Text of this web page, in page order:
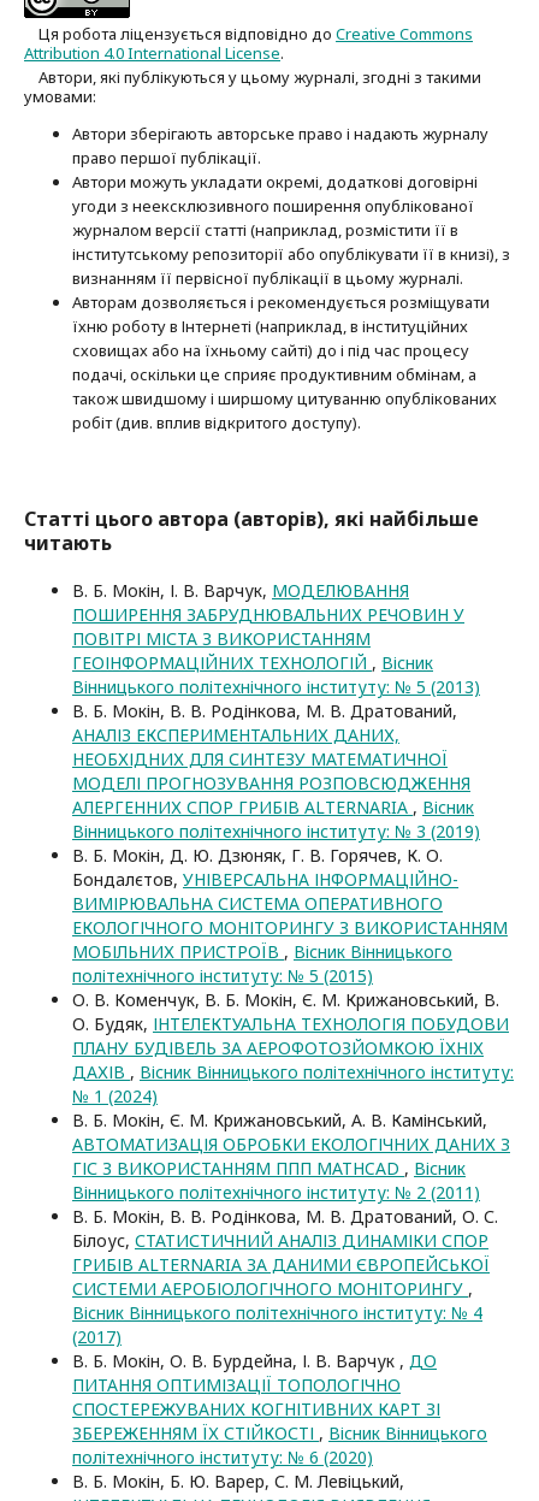
Ця робота ліцензується відповідно до Creative Commons
Attribution 4.0 International License.
Автори, які публікуються у цьому журналі, згодні з такими
умовами:
Автори зберігають авторське право і надають журналу
право першої публі­кації.
Автори можуть укладати окремі, додат­кові договірні
угоди з неексклюзив­ного поширення опублікованої
журналом версії статті (наприклад, розмістити її в
інститутському репозиторії або опубліку­вати її в книзі), з
визнанням її первісної публікації в цьому журналі.
Авторам дозволяється і рекомендується розміщувати
їхню роботу в Інтернеті (наприклад, в інституційних
сховищах або на їхньому сайті) до і під час процесу
подачі, оскільки це сприяє продуктивним обмінам, а
також швидшому і ширшому цитуванню опубліко­ва­них
робіт (див. вплив відкритого доступу).
Статті цього автора (авторів), які найбільше
читають
В. Б. Мокін, І. В. Варчук, МОДЕЛЮВАННЯ
ПОШИРЕННЯ ЗАБРУДНЮВАЛЬНИХ РЕЧОВИН У
ПОВІТРІ МІСТА З ВИКОРИСТАННЯМ
ГЕОІНФОРМАЦІЙНИХ ТЕХНОЛОГІЙ , Вісник
Вінницького політехнічного інституту: № 5 (2013)
В. Б. Мокін, В. В. Родінкова, М. В. Дратований,
АНАЛІЗ ЕКСПЕРИМЕНТАЛЬНИХ ДАНИХ,
НЕОБХІДНИХ ДЛЯ СИНТЕЗУ МАТЕМАТИЧНОЇ
МОДЕЛІ ПРОГНОЗУВАННЯ РОЗПОВСЮДЖЕННЯ
АЛЕРГЕННИХ СПОР ГРИБІВ ALTERNARIA , Вісник
Вінницького політехнічного інституту: № 3 (2019)
В. Б. Мокін, Д. Ю. Дзюняк, Г. В. Горячев, К. О.
Бондалєтов, УНІВЕРСАЛЬНА ІНФОРМАЦІЙНО-
ВИМІРЮВАЛЬНА СИСТЕМА ОПЕРАТИВНОГО
ЕКОЛОГІЧНОГО МОНІТОРИНГУ З ВИКОРИСТАННЯМ
МОБІЛЬНИХ ПРИСТРОЇВ , Вісник Вінницького
політехнічного інституту: № 5 (2015)
О. В. Коменчук, В. Б. Мокін, Є. М. Крижановський, В.
О. Будяк, ІНТЕЛЕКТУАЛЬНА ТЕХНОЛОГІЯ ПОБУДОВИ
ПЛАНУ БУДІВЕЛЬ ЗА АЕРОФОТОЗЙОМКОЮ ЇХНІХ
ДАХІВ , Вісник Вінницького політехнічного інституту:
№ 1 (2024)
В. Б. Мокін, Є. М. Крижановський, А. В. Камінський,
АВТОМАТИЗАЦІЯ ОБРОБКИ ЕКОЛОГІЧНИХ ДАНИХ З
ГІС З ВИКОРИСТАННЯМ ППП MATHCAD , Вісник
Вінницького політехнічного інституту: № 2 (2011)
В. Б. Мокін, В. В. Родінкова, М. В. Дратований, О. С.
Білоус, СТАТИСТИЧНИЙ АНАЛІЗ ДИНАМІКИ СПОР
ГРИБІВ ALTERNARIA ЗА ДАНИМИ ЄВРОПЕЙСЬКОЇ
СИСТЕМИ АЕРОБІОЛОГІЧНОГО МОНІТОРИНГУ ,
Вісник Вінницького політехнічного інституту: № 4
(2017)
В. Б. Мокін, О. В. Бурдейна, І. В. Варчук , ДО
ПИТАННЯ ОПТИМІЗАЦІЇ ТОПОЛОГІЧНО
СПОСТЕРЕЖУВАНИХ КОГНІТИВНИХ КАРТ ЗІ
ЗБЕРЕЖЕННЯМ ЇХ СТІЙКОСТІ , Вісник Вінницького
політехнічного інституту: № 6 (2020)
В. Б. Мокін, Б. Ю. Варер, С. М. Левіцький,